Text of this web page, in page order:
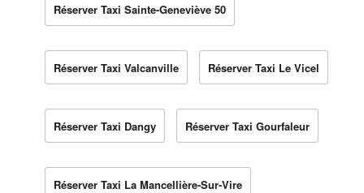
Réserver Taxi Sainte-Geneviève 50
Réserver Taxi Valcanville Réserver Taxi Le Vicel
Réserver Taxi Dangy Réserver Taxi Gourfaleur
Réserver Taxi La Mancellière-Sur-Vire